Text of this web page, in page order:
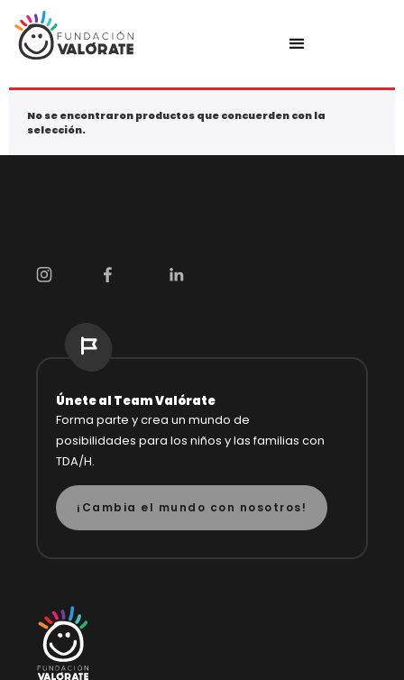
No se encontraron productos que concuerden con la
selección.
Únete al Team Valórate
Forma parte y crea un mundo de
posibilidades para los niños y las familias con
TDA/H.
¡Cambia el mundo con nosotros!